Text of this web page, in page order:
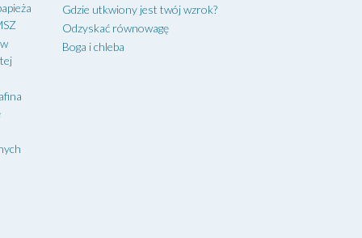
Gdzie utkwiony jest twój wzrok?
Odzyskać równowagę
Boga i chleba